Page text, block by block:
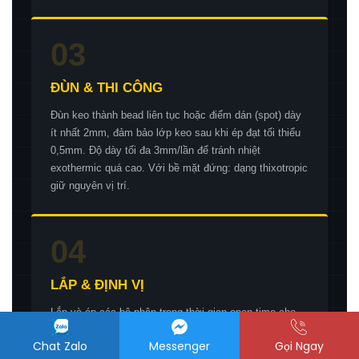
03
ĐÙN & THI CÔNG
Đùn keo thành bead liên tục hoặc điểm dán (spot) dày
ít nhất 2mm, đảm bảo lớp keo sau khi ép đạt tối thiểu
0,5mm. Độ dày tối đa 3mm/lần để tránh nhiệt
exothermic quá cao. Với bề mặt đứng: dạng thixotropic
giữ nguyên vị trí.
04
LẮP & ĐỊNH VỊ
Lắp và ép các bộ phận trong thời gian open time cho
phép (L03: 3′ / L05: 5′ / L10: 10′ / L25: 25′). Điều chỉnh
vị trí cuối cùng TRƯỚC khi hết open time. Sau khi hết
Chat Zalo Messenger Gọi Ngay